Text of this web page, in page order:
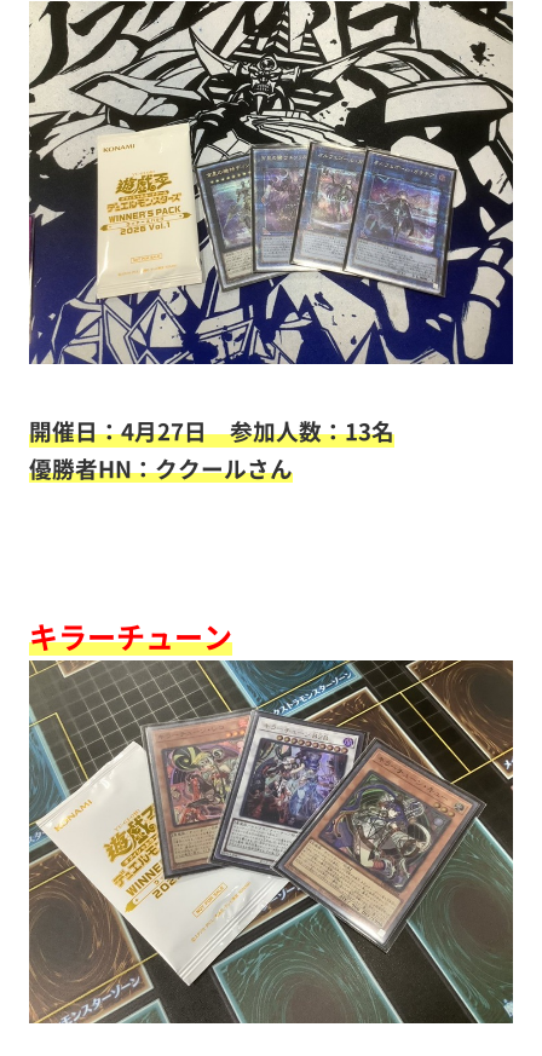
開催日：4月27日 参加人数：13名
優勝者HN：ククールさん
キラーチューン